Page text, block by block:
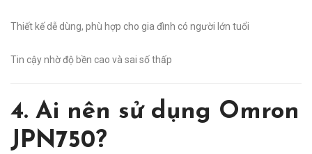
Thiết kế dễ dùng, phù hợp cho gia đình có người lớn tuổi
Tin cậy nhờ độ bền cao và sai số thấp
4. Ai nên sử dụng Omron
JPN750?